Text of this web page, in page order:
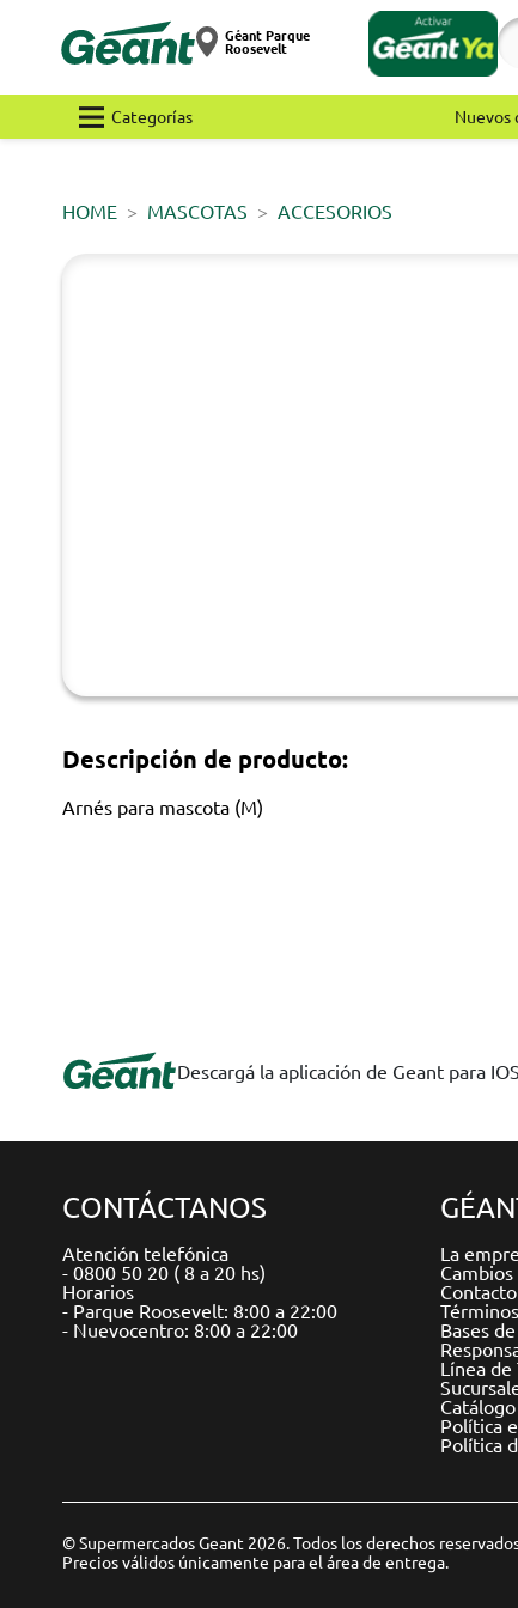
Géant Parque
Roosevelt
Categorías Nuevos
HOME MASCOTAS ACCESORIOS
Descripción de producto:
Arnés para mascota (M)
Descargá la aplicación de Geant para
CONTÁCTANOS
Atención telefónica
- 0800 50 20 ( 8 a 20 hs)
Horarios
- Parque Roosevelt: 8:00 a 22:00
- Nuevocentro: 8:00 a 22:00
La
Contacto
Bases
Línea de
Catálogo
Política
Política
© Supermercados Geant 2026. Todos los derechos
Precios válidos únicamente para el área de entrega.